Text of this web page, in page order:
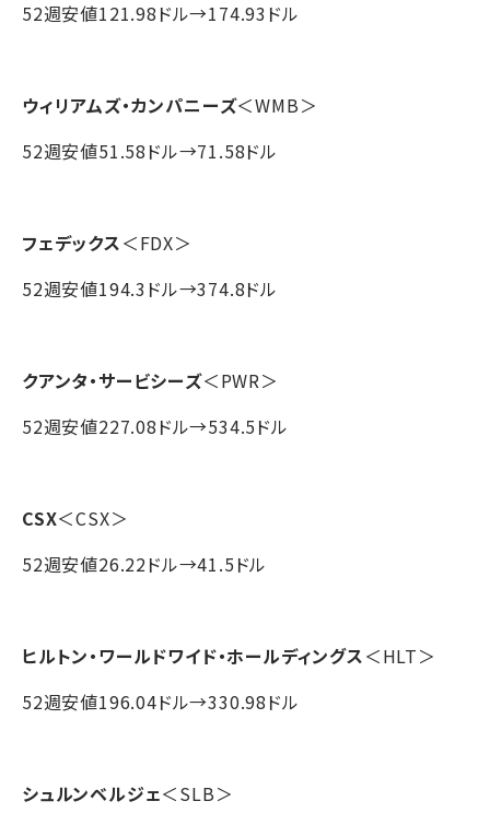
52週安値121.98ドル→174.93ドル
ウィリアムズ・カンパニーズ＜WMB＞
52週安値51.58ドル→71.58ドル
フェデックス＜FDX＞
52週安値194.3ドル→374.8ドル
クアンタ・サービシーズ＜PWR＞
52週安値227.08ドル→534.5ドル
CSX＜CSX＞
52週安値26.22ドル→41.5ドル
ヒルトン・ワールドワイド・ホールディングス＜HLT＞
52週安値196.04ドル→330.98ドル
シュルンベルジェ＜SLB＞